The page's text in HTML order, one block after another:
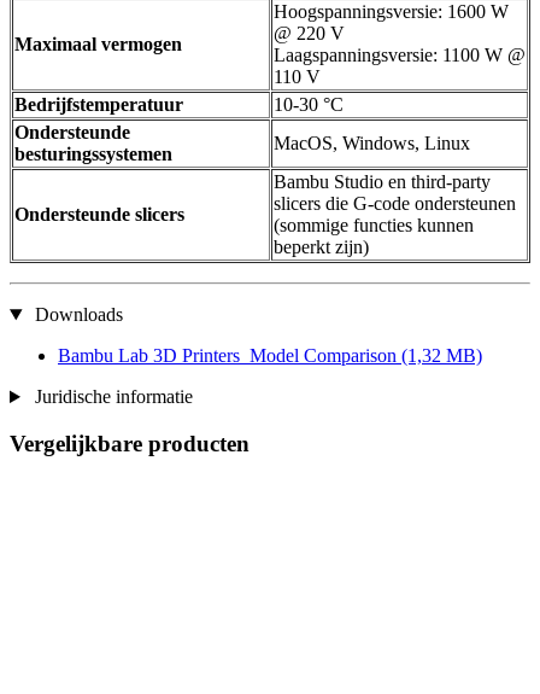
Maximaal vermogen
Hoogspanningsversie: 1600 W
@ 220 V
Laagspanningsversie: 1100 W @
110 V
Bedrijfstemperatuur
10-30 °C
Ondersteunde
besturingssystemen
MacOS, Windows, Linux
Ondersteunde slicers
Bambu Studio en third-party
slicers die G-code ondersteunen
(sommige functies kunnen
beperkt zijn)
Downloads
Bambu Lab 3D Printers_Model Comparison (1,32 MB)
Juridische informatie
Vergelijkbare producten